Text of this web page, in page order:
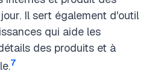
Il sert également d'outil
qui aide les
des produits et à
7